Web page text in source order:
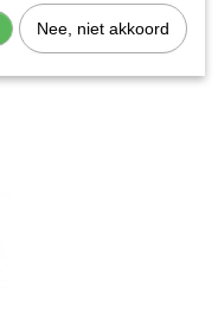
Nee, niet akkoord